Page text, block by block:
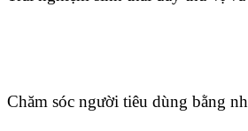
Chăm sóc người tiêu dùng bằng